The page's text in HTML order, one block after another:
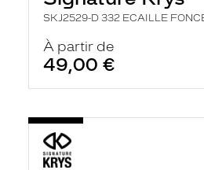
SKJ2529-D 332 ECAILLE
À partir de
49,00 €